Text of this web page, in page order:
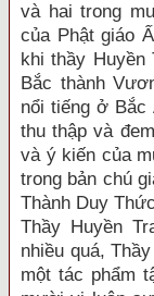
và hai trong
của Phật giáo
khi thầy Huyền
Bắc thành
nổi tiếng ở
thu thập và
và ý kiến của
trong bản chú
Thành Duy
Thầy Huyền
nhiều quá,
một tác phẩm